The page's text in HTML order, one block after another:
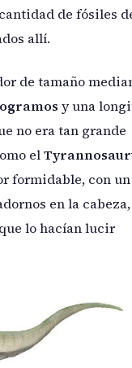
de fósiles
allí.
de tamaño
y una
no era tan grande
el
formidable, con un
en la cabeza,
lo hacían lucir